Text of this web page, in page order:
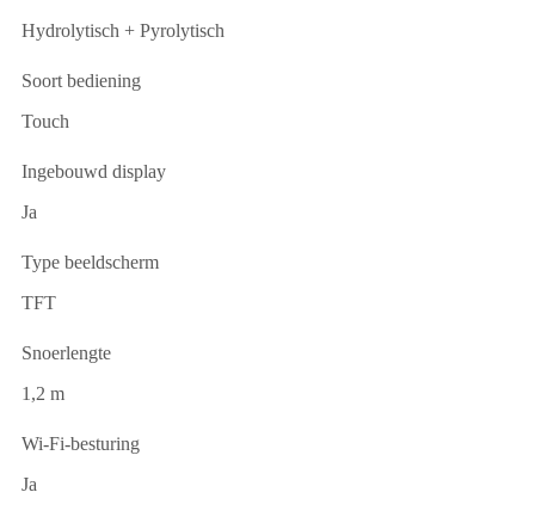
Hydrolytisch + Pyrolytisch
Soort bediening
Touch
Ingebouwd display
Ja
Type beeldscherm
TFT
Snoerlengte
1,2 m
Wi-Fi-besturing
Ja